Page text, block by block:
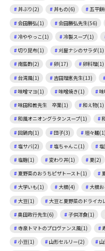
丼ぶり(2)
丼もの(6) 五平
会田勝弘(1)
会田勝弘先生(56)
冷ややっこ(1)
冷製スープ(1)
切り昆布(1)
刈屋ナシのサラダ(1)
南蛮酢(2)
卵(17) 卵料理(1)
台湾風(1)
吉田理恵先生(13)
味噌マヨ(1)
味噌焼き(1)
味田和教先生 卒業(1)
和え物(1)
和風オニオングラタンスープ(1)
回鍋肉(1)
団子(3) 坦々麺(1)
塩サバ(2)
塩ちゃんこ(1)
塩麹(1)
変わり丼(1) 夏(2)
夏野菜のおうちピザトースト(1)
大学いも(1)
大根(4) 大根
大豆(1)
大豆と夏野菜のドライカ
奥田政行先生(6)
子供洋食(1)
寺泉トマトのプロヴァンス風(1)
小豆(1)
山形セルリー(2)